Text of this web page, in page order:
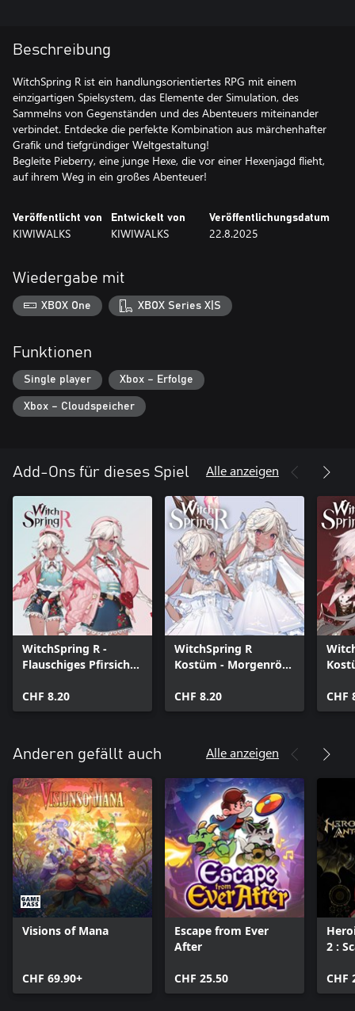
Beschreibung
WitchSpring R ist ein handlungsorientiertes RPG mit einem
einzigartigen Spielsystem, das Elemente der Simulation, des
Sammelns von Gegenständen und des Abenteuers miteinander
verbindet. Entdecke die perfekte Kombination aus märchenhafter
Grafik und tiefgründiger Weltgestaltung!
Begleite Pieberry, eine junge Hexe, die vor einer Hexenjagd flieht,
auf ihrem Weg in ein großes Abenteuer!
Veröffentlicht von
KIWIWALKS
Entwickelt von
KIWIWALKS
Veröffentlichungsdatum
22.8.2025
Wiedergabe mit
XBOX One XBOX Series X|S
Funktionen
Single player Xbox – Erfolge
Xbox – Cloudspeicher
Add-Ons für dieses Spiel Alle anzeigen
WitchSpring R -
Flauschiges Pfirsich-
CHF 8.20
WitchSpring R
Kostüm - Morgenröte
CHF 8.20
CHF
Anderen gefällt auch Alle anzeigen
Visions of Mana
CHF 69.90+
Escape from Ever
After
CHF 25.50
2 :
CHF